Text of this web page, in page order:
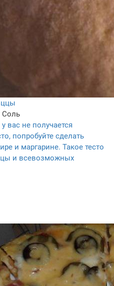
Соль
вас не получается
попробуйте сделать
и маргарине. Такое тесто
и всевозможных